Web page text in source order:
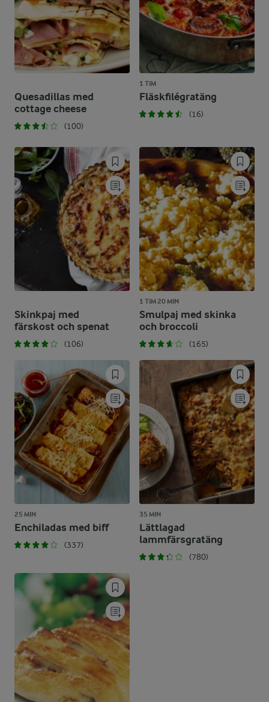
Quesadillas med
cottage cheese
(100)
1 TIM
Fläskfilégratäng
(16)
Skinkpaj med
färskost och spenat
(106)
1 TIM 20 MIN
Smulpaj med skinka
och broccoli
(165)
25 MIN
Enchiladas med biff
(337)
35 MIN
Lättlagad
lammfärsgratäng
(780)